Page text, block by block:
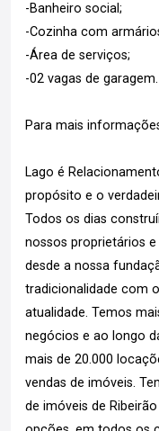
-Banheiro social;
-Cozinha com
-Área de serviços;
-02 vagas de garagem.
Para mais
Lago é
propósito e o
Todos os dias
nossos proprietários
desde a nossa
tradicionalidade com
atualidade. Temos
negócios e ao longo
mais de 20.000
vendas de imóveis.
de imóveis de